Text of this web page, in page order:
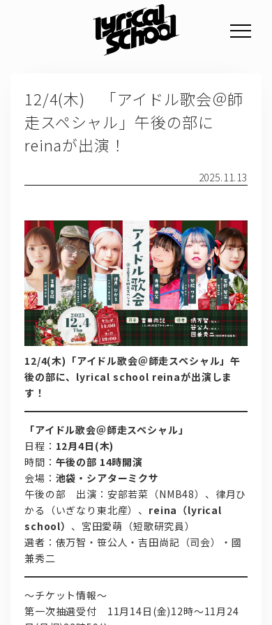
12/4(木) 「アイドル歌会＠師
走スペシャル」午後の部に
reinaが出演！
2025.11.13
12/4(木)「アイドル歌会＠師走スペシャル」午
後の部に、lyrical school reinaが出演しま
す！
「アイドル歌会＠師走スペシャル」
日程： 12月4日(木)
時間： 午後の部 14時開演
会場： 池袋・シアターミクサ
午後の部 出演：安部若菜（NMB48）、律月ひ
かる（いぎなり東北産）、 reina（lyrical
school） 、宮田愛萌（短歌研究員）
選者：俵万智・笹公人・吉田尚記（司会）・國
兼秀二
～チケット情報～
第一次抽選受付 11月14日(金)12時〜11月24
PROFILE
SCHEDULE
GOODS
FAN CLUB
TICKET
問い合わせ, 取材,出演依頼
lyrical school official web shop